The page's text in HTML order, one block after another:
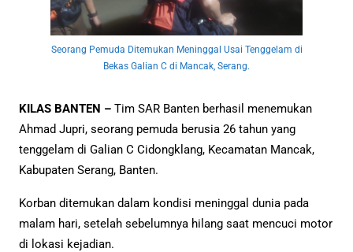
Seorang Pemuda Ditemukan Meninggal Usai Tenggelam di
Bekas Galian C di Mancak, Serang.
KILAS BANTEN – Tim SAR Banten berhasil menemukan
Ahmad Jupri, seorang pemuda berusia 26 tahun yang
tenggelam di Galian C Cidongklang, Kecamatan Mancak,
Kabupaten Serang, Banten.
Korban ditemukan dalam kondisi meninggal dunia pada
malam hari, setelah sebelumnya hilang saat mencuci motor
di lokasi kejadian.